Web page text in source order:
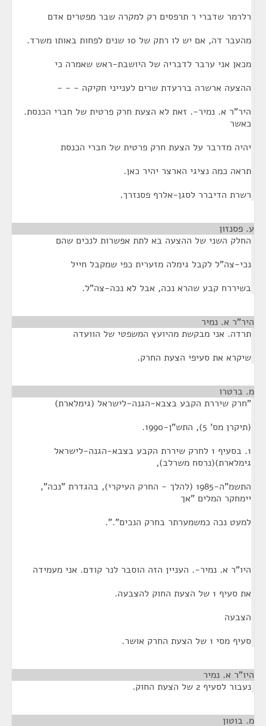
רלרמר שדברי ר תרפסים רק למקרה שבר מפטרים אדם
מהעבר דה, אם יש לו רתק של 10 שנים לפחות באותו משרד.
מכאן אני ערבר לדבריה של היושבת-ראש שאמרה כי
ההצעה ארשרה בררעדת שרים לענייני חקיקה - - -
היר"ר א. נמיר-. זאת לא הצעת חרק פרטית של חברי הכנסת.
כאשר
יהיה מדרבר על הצעת חרק פרטית של חברי הכנסת
תראה כמה נציגי הארצר יהיר כאן.
רשרת הדיברר לסגן-אלרף פסנזרך.
ע. פסנזון
החלק השני של ההצעה בא לתת אפשרות לנכים שהם
נכי-צה"ל לקבל גימלה מזערית כפי שמקבל חייל
בשיררח קבע שהרא נכה, אבל לא נכה-צה"ל.
היר"ר א. נמיר
תרדה. אני מבקשת מהיועץ המשפטי של הוועדה
שיקרא את סעיפי הצעת החרק.
מ. ברטרו
"חרק שיררת הקבע בצבא-הגנה-לישראל (גימלארת)
(תיקרן מס' 5), התש"ן-1990.
1. בסעיף 1 לחרק שיררת הקבע בצבא-הגנה-לישראל
גימלארת)(נרסח משרלב),
התשמ"ה-1985 (להלך - החרק העיקרי), בהגדרת "נכה",
יימחקר המלים "אך
למעט נכה כמשמערתר בחרק הנכים".".
היו"ר א. נמיר-. העניין הזה הוסבר לנר קודם. אני מעמידה
את סעיף 1 של הצעת החוק להצבעה.
הצבעה
סעיף מסי 1 של הצעת החרק אושר.
היו"ר א. נמיר
נעבור לסעיף 2 של הצעת החוק.
מ. בוטון